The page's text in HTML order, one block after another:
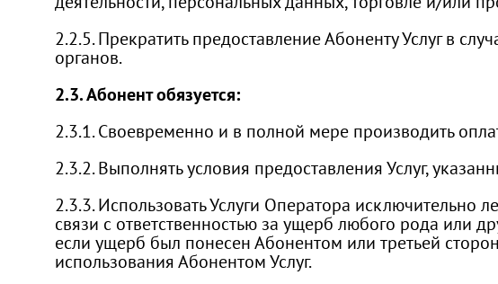
2.2.5. Прекратить предоставление Абоненту Услуг в
органов.
2.3. Абонент обязуется:
2.3.1. Своевременно и в полной мере производить
2.3.2. Выполнять условия предоставления Услуг,
2.3.3. Использовать Услуги Оператора исключительно
связи с ответственностью за ущерб любого рода или
если ущерб был понесен Абонентом или третьей
использования Абонентом Услуг.